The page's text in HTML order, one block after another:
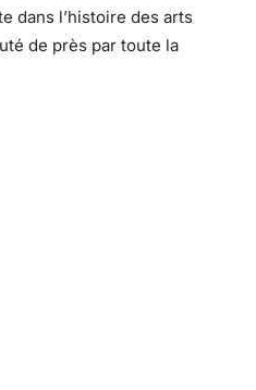
dans l’histoire des arts
de près par toute la